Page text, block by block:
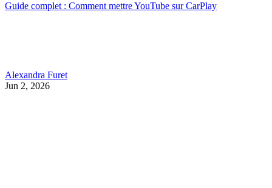
Guide complet : Comment mettre YouTube sur CarPlay
Alexandra Furet
Jun 2, 2026